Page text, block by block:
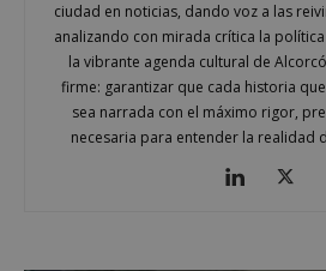
ciudad en noticias, dando voz a las
analizando con mirada crítica la
la vibrante agenda cultural de
firme: garantizar que cada historia
sea narrada con el máximo rigor,
necesaria para entender la realidad